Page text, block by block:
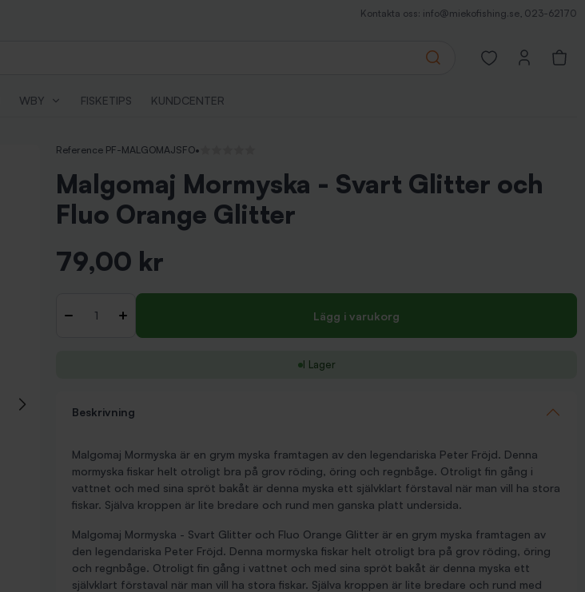
Kontakta oss: info@miekofishing.se, 023-62170
Search
Open favorites
WBY FISKETIPS KUNDCENTER
Reference PF-MALGOMAJSFO•
Malgomaj Mormyska - Svart Glitter och
Fluo Orange Glitter
79,00 kr
- + Lägg i varukorg
I Lager
Beskrivning
Malgomaj Mormyska är en grym myska framtagen av den legendariska Peter Fröjd. Denna
mormyska fiskar helt otroligt bra på grov röding, öring och regnbåge. Otroligt fin gång i
vattnet och med sina spröt bakåt är denna myska ett självklart förstaval när man vill ha stora
fiskar. Själva kroppen är lite bredare och rund men ganska platt undersida.
Malgomaj Mormyska - Svart Glitter och Fluo Orange Glitter är en grym myska framtagen av
den legendariska Peter Fröjd. Denna mormyska fiskar helt otroligt bra på grov röding, öring
och regnbåge. Otroligt fin gång i vattnet och med sina spröt bakåt är denna myska ett
självklart förstaval när man vill ha stora fiskar. Själva kroppen är lite bredare och rund med